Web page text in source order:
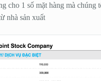
cho 1 số mặt hàng mà chúng
nhà sản xuất